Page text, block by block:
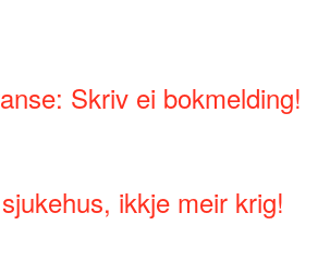
Skriv ei bokmelding!
ikkje meir krig!